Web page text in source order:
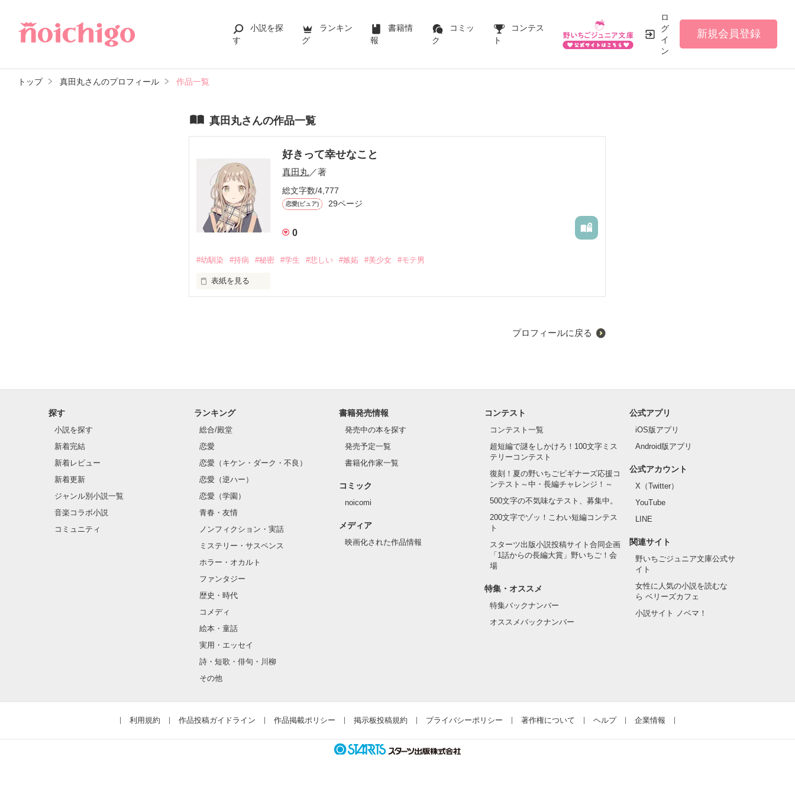
小説を探
す
ランキン
グ
書籍情
報
コミッ
ク
コンテス
ト
ロ
グ
イ
ン
新規会員登録
トップ 真田丸さんのプロフィール 作品一覧
真田丸さんの作品一覧
好きって幸せなこと
真田丸／著
総文字数/4,777
恋愛(ピュア) 29ページ
0
#幼馴染 #持病 #秘密 #学生 #悲しい #嫉妬 #美少女 #モテ男
表紙を見る
持病がある私のことを受け入れてくれるかな？
ずっと大好きだよ！
想いよ伝われ！！！！！！！
＊
＊
でも、振られたら怖いと思う私
プロフィールに戻る
探す
小説を探す
新着完結
新着レビュー
新着更新
ジャンル別小説一覧
音楽コラボ小説
コミュニティ
ランキング
総合/殿堂
恋愛
恋愛（キケン・ダーク・不良）
恋愛（逆ハー）
恋愛（学園）
青春・友情
ノンフィクション・実話
ミステリー・サスペンス
ホラー・オカルト
ファンタジー
歴史・時代
コメディ
絵本・童話
実用・エッセイ
詩・短歌・俳句・川柳
その他
書籍発売情報
発売中の本を探す
発売予定一覧
書籍化作家一覧
コミック
noicomi
メディア
映画化された作品情報
コンテスト
コンテスト一覧
超短編で謎をしかけろ！100文字ミス
テリーコンテスト
復刻！夏の野いちごビギナーズ応援コ
ンテスト～中・長編チャレンジ！～
500文字の不気味なテスト、募集中。
200文字でゾッ！こわい短編コンテス
ト
スターツ出版小説投稿サイト合同企画
「1話からの長編大賞」野いちご！会
場
特集・オススメ
特集バックナンバー
オススメバックナンバー
公式アプリ
iOS版アプリ
Android版アプリ
公式アカウント
X（Twitter）
YouTube
LINE
関連サイト
野いちごジュニア文庫公式サ
イト
女性に人気の小説を読むな
ら ベリーズカフェ
小説サイト ノベマ！
利用規約 作品投稿ガイドライン 作品掲載ポリシー 掲示板投稿規約 プライバシーポリシー 著作権について ヘルプ 企業情報